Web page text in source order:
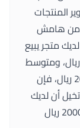
المنتجات
من هامش
متجر يبيع
ملابس، وإذا كان متوسط سعر المنتج 100 ريال، ومتوسط
تكلفة الإرجاع (شحن، فحص، إعادة تخزين) 20 ريال، فإن
تُقلل من ربحك بنسبة 20%. تخيل أن لديك
100 عملية إرجاع شهريًا، هذا يعني خسارة 2000 ريال